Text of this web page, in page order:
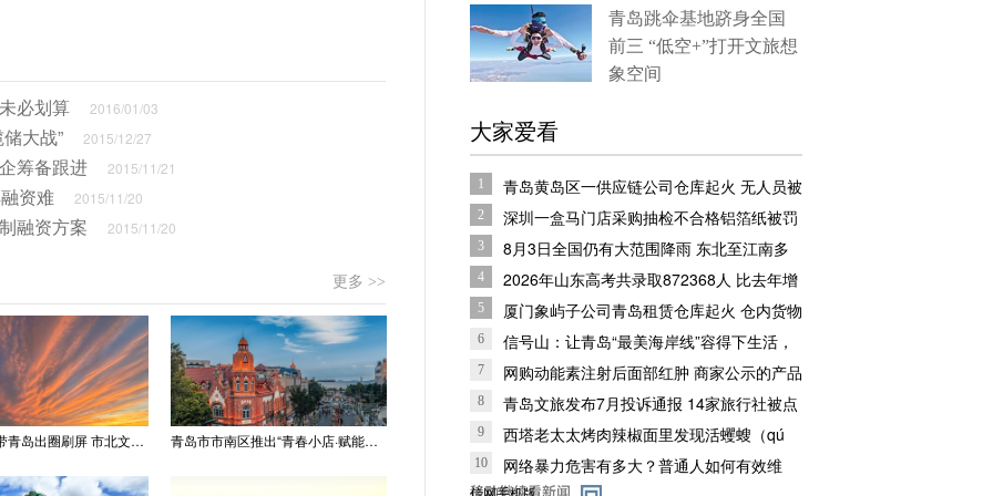
必划算 2016/01/03
大战” 2015/12/27
筹备跟进 2015/11/21
资难 2015/11/20
融资方案 2015/11/20
更多 >>
“世纪晚霞”带青岛出圈刷屏 市北文旅推出精品线路 青岛市市南区推出“青春小店·赋能计划” 聚满青岛温情
青岛跳伞基地跻身全国
前三 “低空+”打开文旅想
象空间
大家爱看
1
青岛黄岛区一供应链公司仓库起火 无人员被
困和伤亡
2
深圳一盒马门店采购抽检不合格铝箔纸被罚
企业罚款500元相关责任人罚款50元
3
8月3日全国仍有大范围降雨 东北至江南多
地高温闷热持续
4
2026年山东高考共录取872368人 比去年增
加2.7万余人
5
厦门象屿子公司青岛租赁仓库起火 仓内货物
足额投保，理赔工作推进中
6
信号山：让青岛“最美海岸线”容得下生活，
也留得住风景
7
网购动能素注射后面部红肿 商家公示的产品
备案编号张冠李戴且已注销
8
青岛文旅发布7月投诉通报 14家旅行社被点
名曝光
9
西塔老太太烤肉辣椒面里发现活蠼螋（qú
sōu） 店方赔了一千元又请顾客再吃一顿
10
网络暴力危害有多大？普通人如何有效维
信网手机版